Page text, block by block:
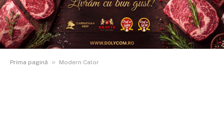
Prima pagină » Modern Calor